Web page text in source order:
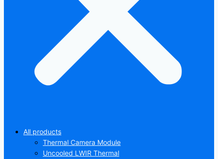
All products
Thermal Camera Module
Uncooled LWIR Thermal